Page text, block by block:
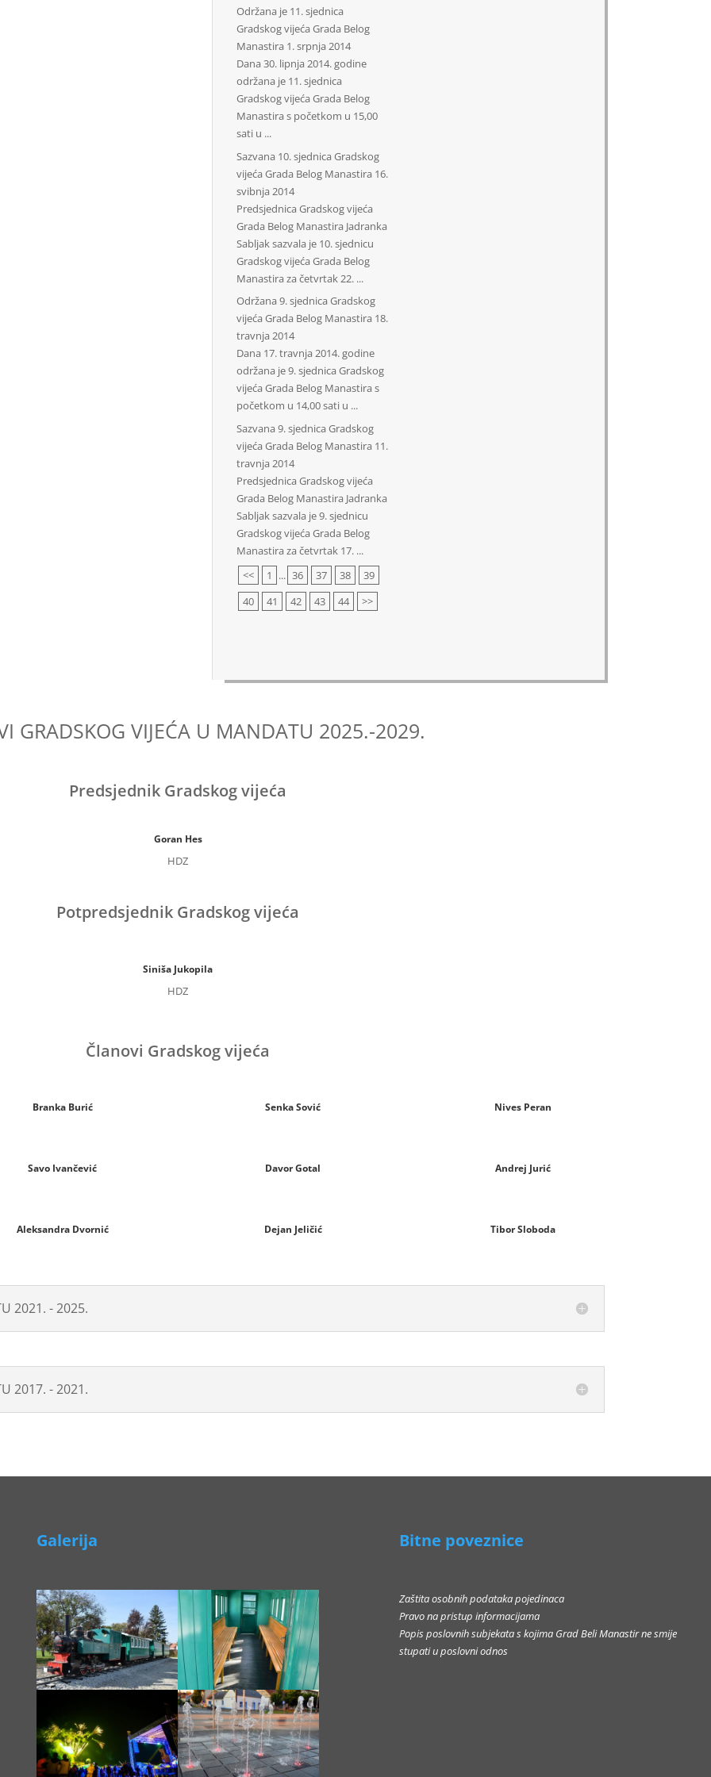
Održana je 11. sjednica
Gradskog vijeća Grada Belog
Manastira 1. srpnja 2014
Dana 30. lipnja 2014. godine
održana je 11. sjednica
Gradskog vijeća Grada Belog
Manastira s početkom u 15,00
sati u ...
Sazvana 10. sjednica Gradskog
vijeća Grada Belog Manastira 16.
svibnja 2014
Predsjednica Gradskog vijeća
Grada Belog Manastira Jadranka
Sabljak sazvala je 10. sjednicu
Gradskog vijeća Grada Belog
Manastira za četvrtak 22. ...
Održana 9. sjednica Gradskog
vijeća Grada Belog Manastira 18.
travnja 2014
Dana 17. travnja 2014. godine
održana je 9. sjednica Gradskog
vijeća Grada Belog Manastira s
početkom u 14,00 sati u ...
Sazvana 9. sjednica Gradskog
vijeća Grada Belog Manastira 11.
travnja 2014
Predsjednica Gradskog vijeća
Grada Belog Manastira Jadranka
Sabljak sazvala je 9. sjednicu
Gradskog vijeća Grada Belog
Manastira za četvrtak 17. ...
<<
1 ... 36 37 38
39
40
41 42 43 44 >>
GRADSKOG VIJEĆA U MANDATU 2025.-2029.
Predsjednik Gradskog vijeća
Goran Hes
HDZ
Potpredsjednik Gradskog vijeća
Siniša Jukopila
HDZ
Članovi Gradskog vijeća
Branka Burić Senka Sović Nives Peran
Savo Ivančević Davor Gotal Andrej Jurić
Aleksandra Dvornić Dejan Jeličić Tibor Sloboda
2021. - 2025.
2017. - 2021.
Galerija Bitne poveznice
Zaštita osobnih podataka pojedinaca
Pravo na pristup informacijama
Popis poslovnih subjekata s kojima Grad Beli Manastir ne smije
stupati u poslovni odnos